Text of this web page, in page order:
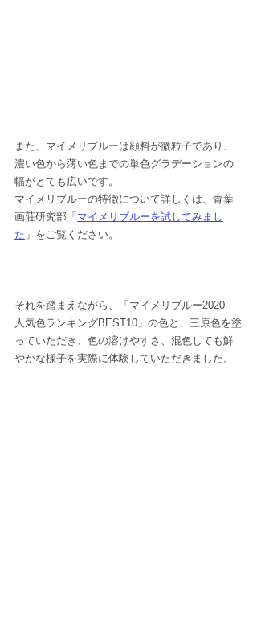
また、マイメリブルーは顔料が微粒子であり、
濃い色から薄い色までの単色グラデーションの
幅がとても広いです。
マイメリブルーの特徴について詳しくは、青葉
画荘研究部「 マイメリブルーを試してみまし
た 」をご覧ください。
それを踏まえながら、「マイメリブルー2020
人気色ランキングBEST10」の色と、三原色を塗
っていただき、色の溶けやすさ、混色しても鮮
やかな様子を実際に体験していただきました。